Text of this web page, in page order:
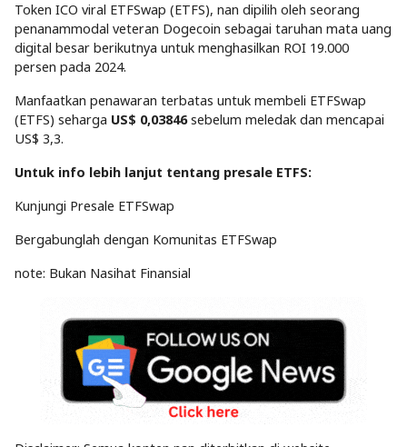
Token ICO viral ETFSwap (ETFS), nan dipilih oleh seorang
penanammodal veteran Dogecoin sebagai taruhan mata uang
digital besar berikutnya untuk menghasilkan ROI 19.000
persen pada 2024.
Manfaatkan penawaran terbatas untuk membeli ETFSwap
(ETFS) seharga US$ 0,03846sebelum meledak dan mencapai
US$ 3,3.
Untuk info lebih lanjut tentang presale ETFS:
Kunjungi Presale ETFSwap
Bergabunglah dengan Komunitas ETFSwap
note: Bukan Nasihat Finansial